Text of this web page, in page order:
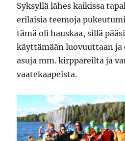
Syksyllä lähes kaikissa
erilaisia teemoja
tämä oli hauskaa, sillä
käyttämään luovuuttaan ja
asuja mm. kirppareilta ja
vaatekaapeista.